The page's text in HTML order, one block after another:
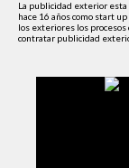
La publicidad exterior
hace 16 años como start
los exteriores los
contratar publicidad